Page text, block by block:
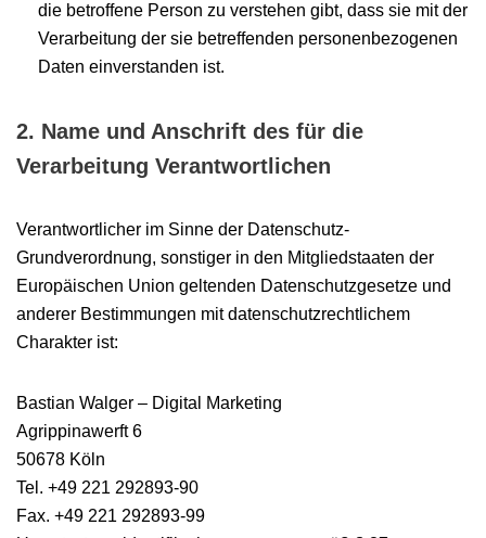
die betroffene Person zu verstehen gibt, dass sie mit der
Verarbeitung der sie betreffenden personenbezogenen
Daten einverstanden ist.
2. Name und Anschrift des für die
Verarbeitung Verantwortlichen
Verantwortlicher im Sinne der Datenschutz-
Grundverordnung, sonstiger in den Mitgliedstaaten der
Europäischen Union geltenden Datenschutzgesetze und
anderer Bestimmungen mit datenschutzrechtlichem
Charakter ist:
Bastian Walger – Digital Marketing
Agrippinawerft 6
50678 Köln
Tel. +49 221 292893-90
Fax. +49 221 292893-99